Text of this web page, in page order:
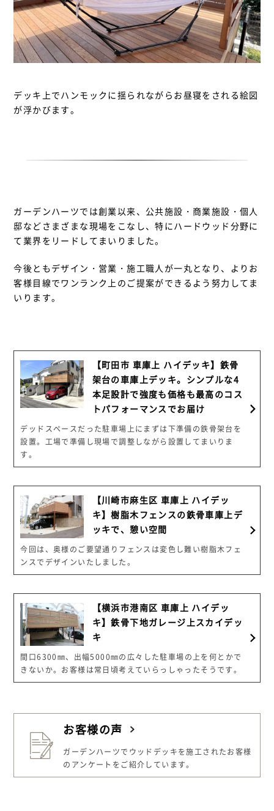
デッキ上でハンモックに揺られながらお昼寝をされる絵図
が浮かびます。
ガーデンハーツでは創業以来、公共施設・商業施設・個人
邸などさまざまな現場をこなし、特にハードウッド分野に
て業界をリードしてまいりました。
今後ともデザイン・営業・施工職人が一丸となり、よりお
客様目線でワンランク上のご提案ができるよう努力してま
いります。
【町田市 車庫上 ハイデッキ】鉄骨
架台の車庫上デッキ。シンプルな4
本足設計で強度も価格も最高のコス
トパフォーマンスでお届け
デッドスペースだった駐車場上にまずは下準備の鉄骨架台を
設置。工場で準備し現場で調整しながら設置してまいりま
す。
【川崎市麻生区 車庫上 ハイデッ
キ】樹脂木フェンスの鉄骨車庫上デ
ッキで、憩い空間
今回は、奥様のご要望通りフェンスは変色し難い樹脂木フェ
ンスでデザインいたしました。
【横浜市港南区 車庫上 ハイデッ
キ】鉄骨下地ガレージ上スカイデッ
キ
間口6300㎜、出幅5000㎜の広々した駐車場の上を何とかで
きないか。お客様は常日頃考えていらっしゃったそうです。
お客様の声
ガーデンハーツでウッドデッキを施工されたお客様
のアンケートをご紹介しています。